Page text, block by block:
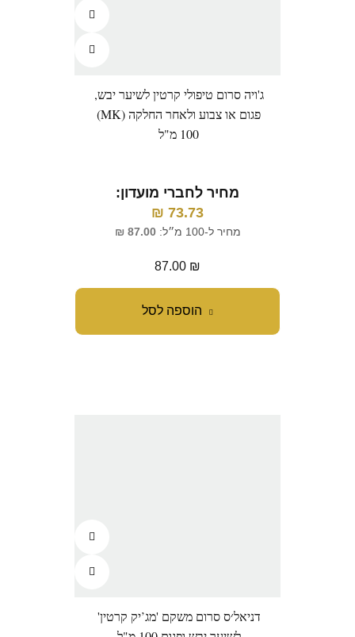
הוספה לסל
ג'ויה סרום טיפולי קרטין לשיער יבש,
פגום או צבוע ולאחר החלקה (MK)
100 מ"ל
מחיר לחברי מועדון:
73.73
₪
מחיר ל-100 מ״ל: 87.00
₪
87.00 ₪
דניאל׳ס סרום משקם 'מג’יק קרטין'